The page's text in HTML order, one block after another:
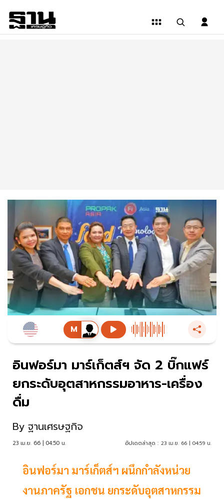
อินฟอร์มา มาร์เก็ตส์ฯ จัด 2 บิ๊กแฟร์
ยกระดับอุตสาหกรรมอาหาร-เครื่อง
ดื่ม
By ฐานเศรษฐกิจ
23 เม.ย. 66 | 04:50 น. อัปเดตล่าสุด : 23 เม.ย. 66 | 04:59 น.
อินฟอร์มา มาร์เก็ตส์ฯ ผนึกกำลังหน่วย
งานภาครัฐ เอกชน ยกระดับอุตสาหกรรม